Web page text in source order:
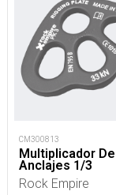
CM300813
Multiplicador De
Anclajes 1/3
Rock Empire